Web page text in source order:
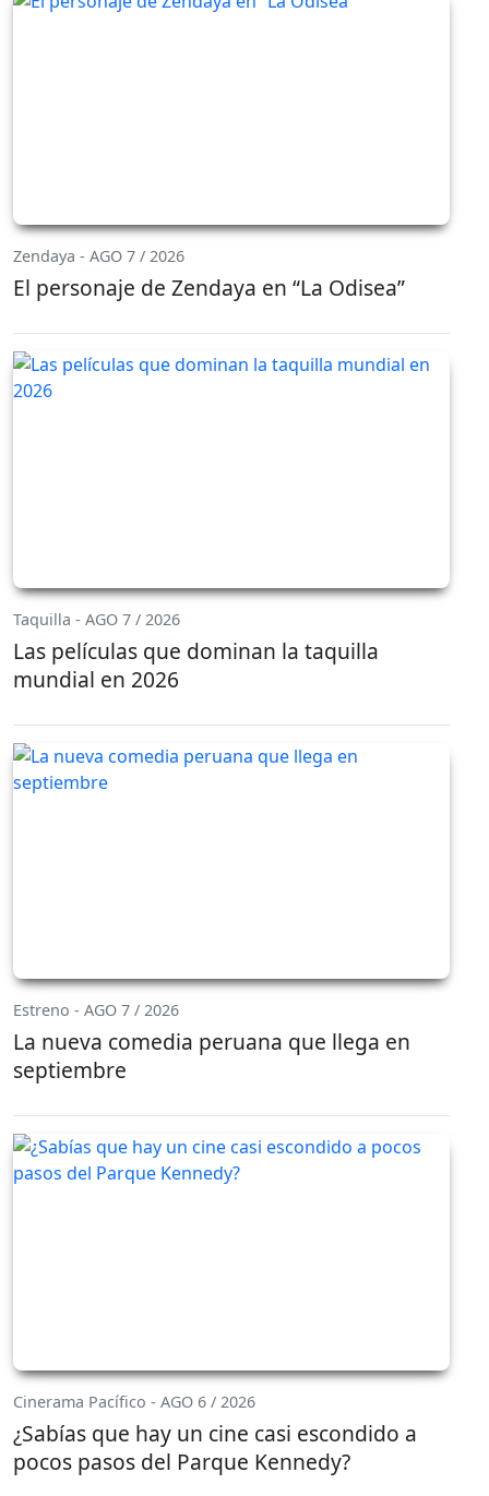
Zendaya - AGO 7 / 2026
El personaje de Zendaya en “La Odisea”
Taquilla - AGO 7 / 2026
Las películas que dominan la taquilla
mundial en 2026
Estreno - AGO 7 / 2026
La nueva comedia peruana que llega en
septiembre
Cinerama Pacífico - AGO 6 / 2026
¿Sabías que hay un cine casi escondido a
pocos pasos del Parque Kennedy?